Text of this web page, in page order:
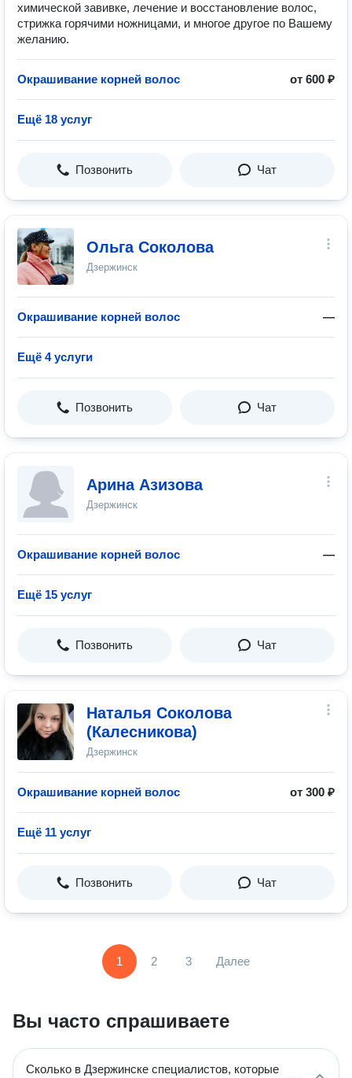
химической завивке, лечение и восстановление волос,
стрижка горячими ножницами, и многое другое по Вашему
желанию.
Окрашивание корней волос от 600 ₽
Ещё 18 услуг
Позвонить Чат
Ольга Соколова
Дзержинск
Окрашивание корней волос —
Ещё 4 услуги
Позвонить Чат
Арина Азизова
Дзержинск
Окрашивание корней волос —
Ещё 15 услуг
Позвонить Чат
Наталья Соколова
(Калесникова)
Дзержинск
Окрашивание корней волос от 300 ₽
Ещё 11 услуг
Позвонить Чат
1 2 3 Далее
Вы часто спрашиваете
Сколько в Дзержинске специалистов, которые